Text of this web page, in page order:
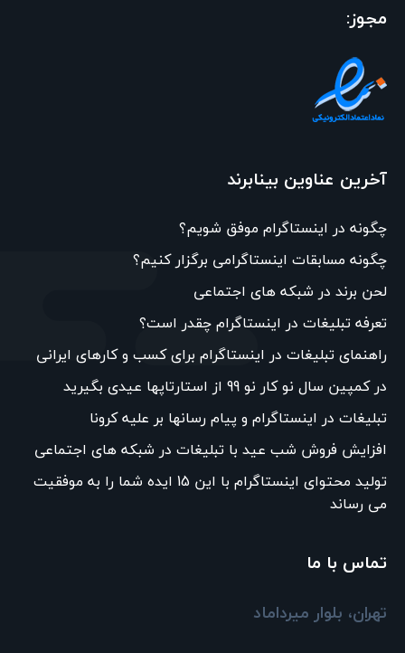
مجوز:
آخرین عناوین بینابرند
چگونه در اینستاگرام موفق شویم؟
چگونه مسابقات اینستاگرامی برگزار کنیم؟
لحن برند در شبکه های اجتماعی
تعرفه تبلیغات در اینستاگرام چقدر است؟
راهنمای تبلیغات در اینستاگرام برای کسب و کارهای ایرانی
در کمپین سال نو کار نو 99 از استارتاپها عیدی بگیرید
تبلیغات در اینستاگرام و پیام رسانها بر علیه کرونا
افزایش فروش شب عید با تبلیغات در شبکه های اجتماعی
تولید محتوای اینستاگرام با این 15 ایده شما را به موفقیت
می رساند
تماس با ما
تهران، بلوار میرداماد